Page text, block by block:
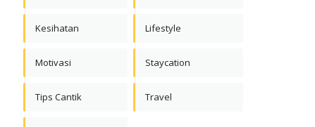
Kesihatan Lifestyle
Motivasi Staycation
Tips Cantik Travel